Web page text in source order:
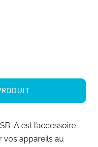
A est l’accessoire
vos appareils au